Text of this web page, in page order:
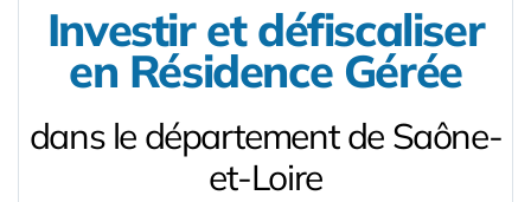
Investir et défiscaliser
en Résidence Gérée
dans le département de Saône-
et-Loire